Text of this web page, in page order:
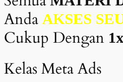
Anda AKSES
Cukup Dengan
Kelas Meta Ads